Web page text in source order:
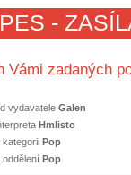
-
Vámi zadaných
vydavatele Galen
Hmlisto
Pop
Pop